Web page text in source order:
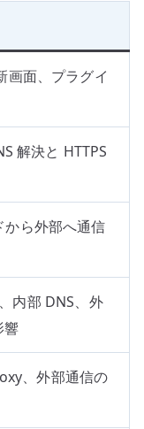
画面、プラグイ
解決と HTTPS
ら外部へ通信
内部 DNS、外
響
、外部通信の